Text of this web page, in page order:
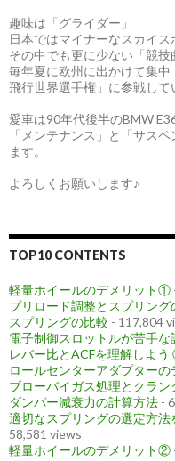
趣味は「グライダー」
日本ではマイナーなスカイス
その中でも更に少ない「競技
毎年夏に欧州に出かけて集
飛行世界選手権」に参戦して
愛車は90年代後半のBMW
「メンテナンス」と「サス
ます。
よろしくお願いします♪
TOP10 CONTENTS
軽量ホイールのデメリット①
プリロード調整とスプリン
スプリングの比較 - 117,804
電子制御スロットルが苦手な
レバー比とACFを理解しよ
ロールセンターアダプターの
ブローバイガス処理とクラン
ダンパー減衰力の計算方法 -
適切なスプリングの選定方
58,581 views
軽量ホイールのデメリット②